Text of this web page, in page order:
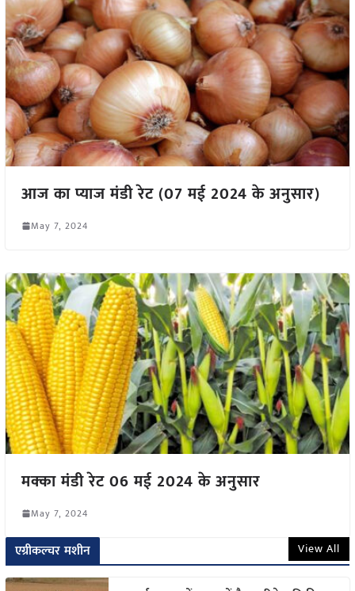
आज का प्याज मंडी रेट (07 मई 2024 के अनुसार)
May 7, 2024
मक्का मंडी रेट 06 मई 2024 के अनुसार
May 7, 2024
एग्रीकल्चर मशीन View All